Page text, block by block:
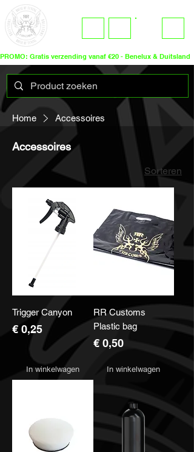
PROMO: Gratis verzending vanaf €20 - Benelux & Duitsland
Home Accessoires
Accessoires
Sorteren
Trigger Canyon
Prijs
€ 0,25
In winkelwagen
RR Customs
Plastic bag
Prijs
€ 0,50
In winkelwagen